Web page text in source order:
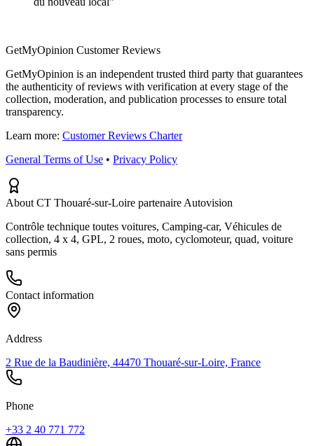
GetMyOpinion Customer Reviews
GetMyOpinion is an independent trusted third party that guarantees
the authenticity of reviews with verification at every stage of the
collection, moderation, and publication processes to ensure total
transparency.
Learn more: Customer Reviews Charter
General Terms of Use • Privacy Policy
About CT Thouaré-sur-Loire partenaire Autovision
Contrôle technique toutes voitures, Camping-car, Véhicules de
collection, 4 x 4, GPL, 2 roues, moto, cyclomoteur, quad, voiture
sans permis
Contact information
Address
2 Rue de la Baudinière, 44470 Thouaré-sur-Loire, France
Phone
+33 2 40 771 772